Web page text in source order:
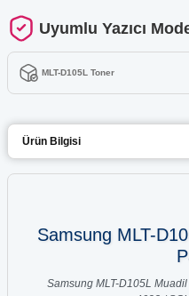
Uyumlu Yazıcı
MLT-D105L Toner
Ürün Bilgisi
Samsung MLT-
Samsung MLT-D105L